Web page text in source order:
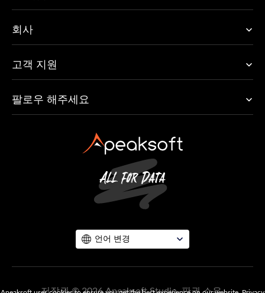
회사
고객 지원
팔로우 해주세요
언어 변경
저작권 © 2026 Apeaksoft Studio. 판권 소유.